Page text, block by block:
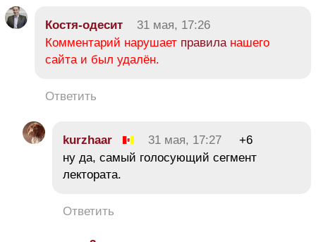
Костя-одесит
31 мая, 17:26
Комментарий нарушает правиланашего
сайта и был удалён.
Ответить
kurzhaar 31 мая, 17:27
+6
ну да, самый голосующий сегмент
лектората.
Ответить